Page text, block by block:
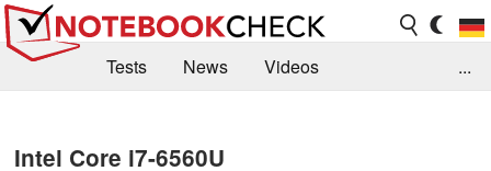
Tests News
Videos
Kaufberatung
Deals
...
Intel Core i7-6560U